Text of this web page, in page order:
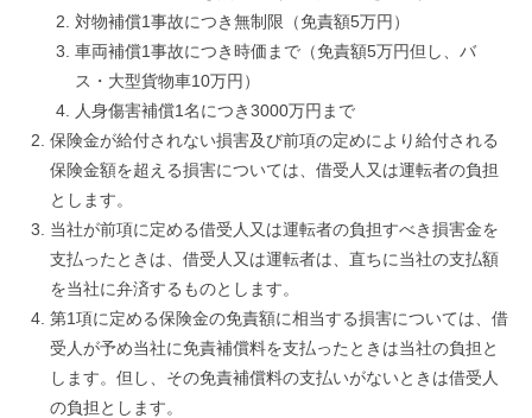
対物補償1事故につき無制限（免責額5万円）
車両補償1事故につき時価まで（免責額5万円但し、バ
ス・大型貨物車10万円）
人身傷害補償1名につき3000万円まで
保険金が給付されない損害及び前項の定めにより給付される
保険金額を超える損害については、借受人又は運転者の負担
とします。
当社が前項に定める借受人又は運転者の負担すべき損害金を
支払ったときは、借受人又は運転者は、直ちに当社の支払額
を当社に弁済するものとします。
第1項に定める保険金の免責額に相当する損害については、借
受人が予め当社に免責補償料を支払ったときは当社の負担と
します。但し、その免責補償料の支払いがないときは借受人
の負担とします。